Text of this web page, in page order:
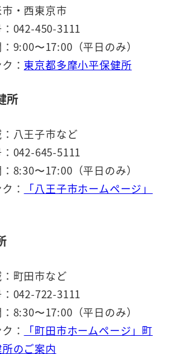
・西東京市
042-450-3111
9:00〜17:00（平日のみ）
： 東京都多摩小平保健所
所
八王子市など
042-645-5111
8:30〜17:00（平日のみ）
：
「八王子市ホームページ」
町田市など
042-722-3111
8:30〜17:00（平日のみ）
：
「町田市ホームページ」町
のご案内